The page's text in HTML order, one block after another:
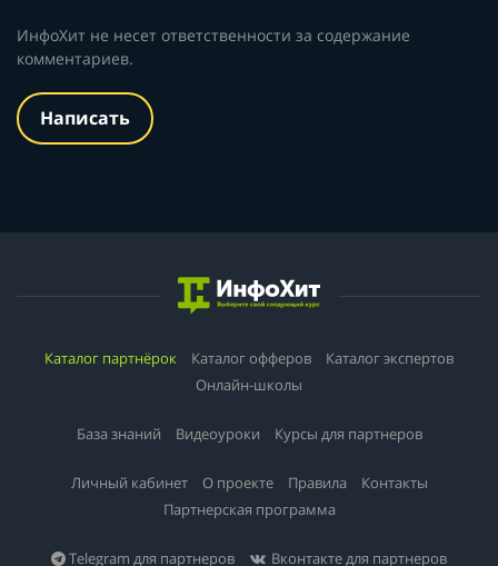
ИнфоХит не несет ответственности за содержание
комментариев.
Написать
Каталог партнёрок Каталог офферов
Каталог экспертов
Онлайн-школы
База знаний Видеоуроки Курсы для партнеров
Личный кабинет О проекте Правила
Контакты
Партнерская программа
Telegram для партнеров Вконтакте для партнеров